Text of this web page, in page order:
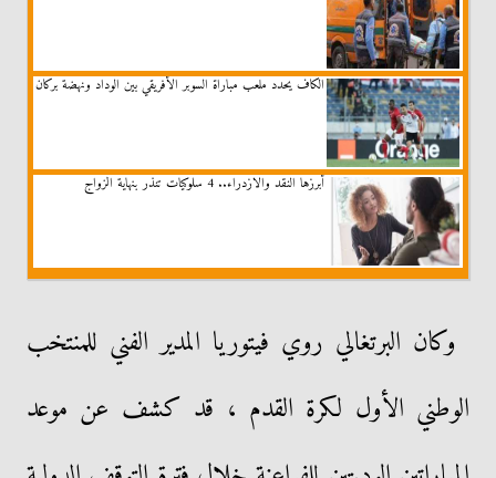
الكاف يحدد ملعب مباراة السوبر الأفريقي بين الوداد ونهضة بركان
أبرزها النقد والازدراء.. 4 سلوكيات تنذر بنهاية الزواج
وكان البرتغالي روي فيتوريا المدير الفني للمنتخب
الوطني الأول لكرة القدم ، قد كشف عن موعد